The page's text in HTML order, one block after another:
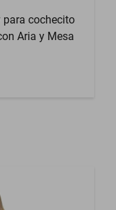
para cochecito
Aria y Mesa